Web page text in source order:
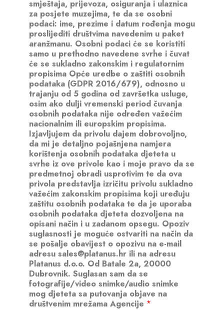
p
y
)
*
smještaja, prijevoza, osiguranja i ulaznica
za posjete muzejima, te da se osobni
podaci: ime, prezime i datum rođenja mogu
proslijediti društvima navedenim u paket
aranžmanu. Osobni podaci će se koristiti
samo u prethodno navedene svrhe i čuvat
će se sukladno zakonskim i regulatornim
propisima Opće uredbe o zaštiti osobnih
podataka (GDPR 2016/679), odnosno u
trajanju od 5 godina od završetka usluge,
osim ako dulji vremenski period čuvanja
osobnih podataka nije određen važećim
nacionalnim ili europskim propisima.
Izjavljujem da privolu dajem dobrovoljno,
da mi je detaljno pojašnjena namjera
korištenja osobnih podataka djeteta u
svrhe iz ove privole kao i moje pravo da se
predmetnoj obradi usprotivim te da ova
privola predstavlja izričitu privolu sukladno
važećim zakonskim propisima koji uređuju
zaštitu osobnih podataka te da je uporaba
osobnih podataka djeteta dozvoljena na
opisani način i u zadanom opsegu. Opoziv
suglasnosti je moguće ostvariti na način da
se pošalje obavijest o opozivu na e-mail
adresu sales@platanus.hr ili na adresu
Platanus d.o.o. Od Batale 2a, 20000
Dubrovnik. Suglasan sam da se
fotografije/video snimke/audio snimke
mog djeteta sa putovanja objave na
društvenim mrežama Agencije *